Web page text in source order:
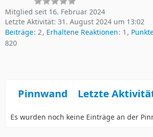
Mitglied seit 16. Februar 2024
Letzte Aktivität: 31. August 2024 um 13:02
Beiträge 2 Erhaltene Reaktionen 1
820
Pinnwand Letzte
Es wurden noch keine Einträge an der